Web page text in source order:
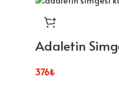
Adaletin
376₺